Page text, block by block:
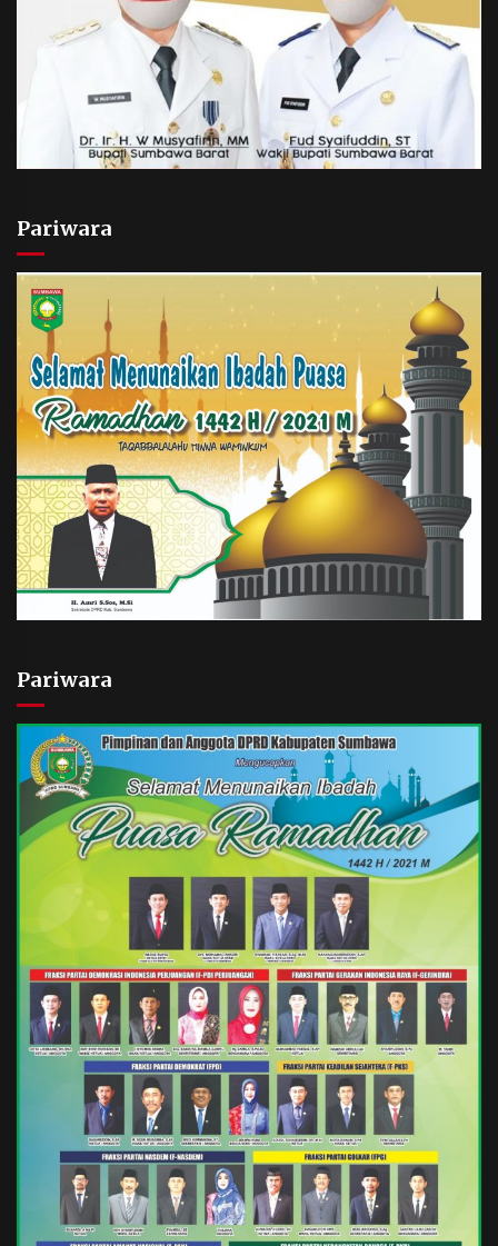
Pariwara
Pariwara